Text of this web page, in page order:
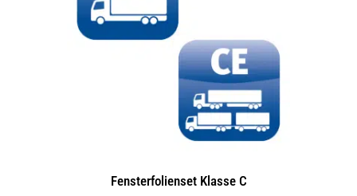
Fensterfolienset Klasse C